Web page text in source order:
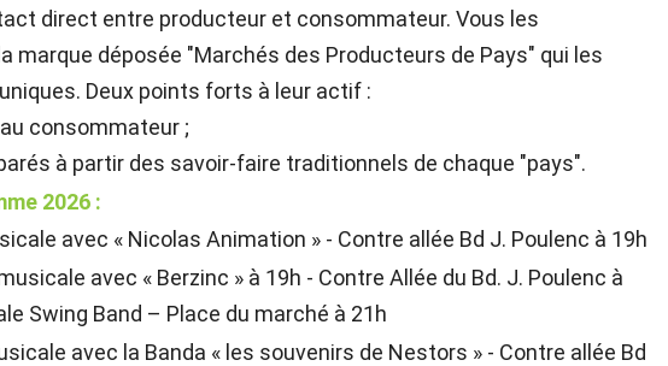
direct entre producteur et consommateur. Vous les
marque déposée "Marchés des Producteurs de Pays" qui les
Deux points forts à leur actif :
consommateur ;
à partir des savoir-faire traditionnels de chaque "pays".
2026 :
avec « Nicolas Animation » - Contre allée Bd J. Poulenc à 19h
avec « Berzinc » à 19h - Contre Allée du Bd. J. Poulenc à
Swing Band – Place du marché à 21h
avec la Banda « les souvenirs de Nestors » - Contre allée Bd